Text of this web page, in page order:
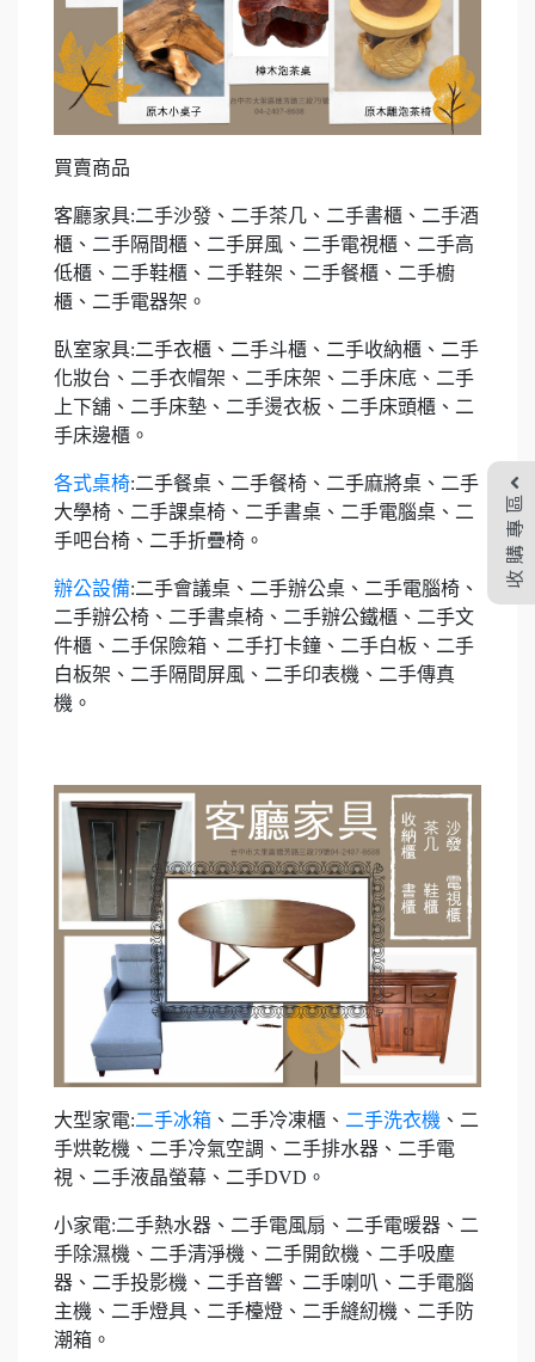
買賣商品
客廳家具:二手沙發、二手茶几、二手書櫃、二手酒
櫃、二手隔間櫃、二手屏風、二手電視櫃、二手高
低櫃、二手鞋櫃、二手鞋架、二手餐櫃、二手櫥
櫃、二手電器架。
臥室家具:二手衣櫃、二手斗櫃、二手收納櫃、二手
化妝台、二手衣帽架、二手床架、二手床底、二手
上下舖、二手床墊、二手燙衣板、二手床頭櫃、二
手床邊櫃。
各式桌椅:二手餐桌、二手餐椅、二手麻將桌、二手
大學椅、二手課桌椅、二手書桌、二手電腦桌、二
手吧台椅、二手折疊椅。
辦公設備:二手會議桌、二手辦公桌、二手電腦椅、
二手辦公椅、二手書桌椅、二手辦公鐵櫃、二手文
件櫃、二手保險箱、二手打卡鐘、二手白板、二手
白板架、二手隔間屏風、二手印表機、二手傳真
機。
大型家電:二手冰箱 、二手冷凍櫃、 二手洗衣機 、二
手烘乾機、二手冷氣空調、二手排水器、二手電
視、二手液晶螢幕、二手DVD。
小家電:二手熱水器、二手電風扇、二手電暖器、二
手除濕機、二手清淨機、二手開飲機、二手吸塵
器、二手投影機、二手音響、二手喇叭、二手電腦
主機、二手燈具、二手檯燈、二手縫紉機、二手防
潮箱。
收購專區